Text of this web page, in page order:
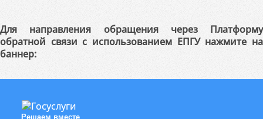
Для направления обращения через Платформу
обратной связи с использованием ЕПГУ нажмите на
баннер:
Решаем вместе